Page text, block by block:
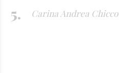
Carina Andrea Chicco